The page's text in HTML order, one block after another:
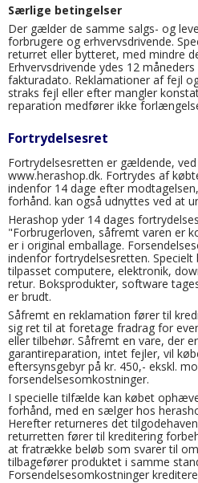
Særlige betingelser
Der gælder de samme salgs- og
forbrugere og erhvervsdrivende.
returret eller bytteret, med mindre
Erhvervsdrivende ydes 12
fakturadato. Reklamationer af fejl
straks fejl eller efter mangler
reparation medfører ikke
Fortrydelsesret
Fortrydelsesretten er gældende,
www.herashop.dk. Fortrydes af
indenfor 14 dage efter
forhånd. kan også udnyttes ved at
Herashop yder 14 dages
"Forbrugerloven, såfremt varen er
er i original emballage.
indenfor fortrydelsesretten.
tilpasset computere, elektronik,
retur. Boksprodukter, software
er brudt.
Såfremt en reklamation fører til
sig ret til at foretage fradrag for
eller tilbehør. Såfremt en vare, der
garantireparation, intet fejler, vil
eftersynsgebyr på kr. 450,- ekskl.
forsendelsesomkostninger.
I specielle tilfælde kan købet
forhånd, med en sælger hos
Herefter returneres det
returretten fører til kreditering
at fratrække beløb som svarer til
tilbagefører produktet i samme
Forsendelsesomkostninger